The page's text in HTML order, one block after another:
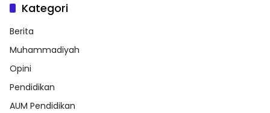
Kategori
Berita
Muhammadiyah
Opini
Pendidikan
AUM Pendidikan